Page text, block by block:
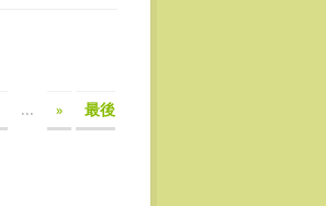
... »
最後